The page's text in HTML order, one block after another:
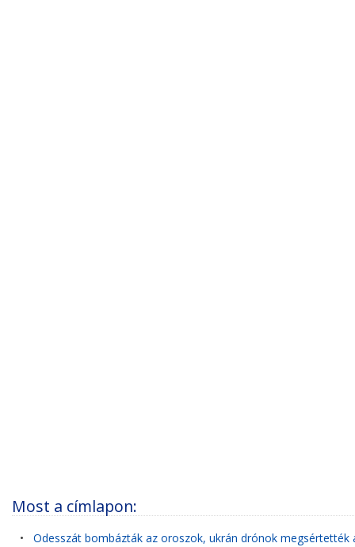
Most a címlapon:
• Odesszát bombázták az oroszok, ukrán drónok megsértették